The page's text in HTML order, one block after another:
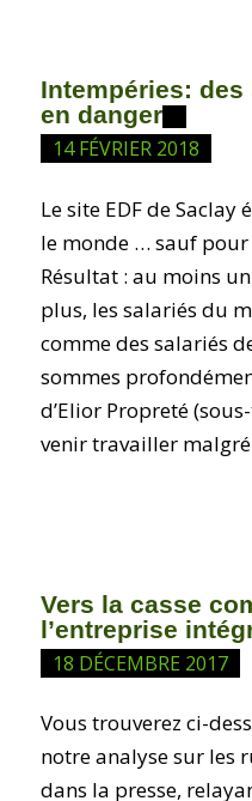
Intempéries:
en danger
14 FÉVRIER 2018
Le site EDF de
le monde … sauf
Résultat : au moins
plus, les salariés du
comme des salariés
sommes
d’Elior Propreté
venir travailler
Vers la casse
l’entreprise
18 DÉCEMBRE 2017
Vous trouverez ci-
notre analyse sur les
dans la presse,